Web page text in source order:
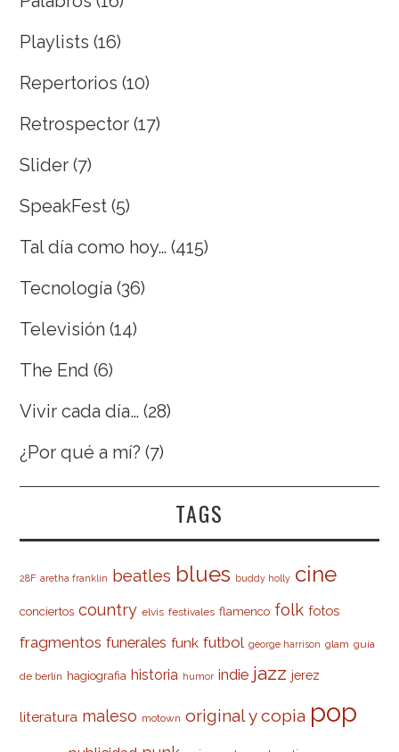
Playlists (16)
Repertorios (10)
Retrospector (17)
Slider (7)
SpeakFest (5)
Tal día como hoy… (415)
Tecnología (36)
Televisión (14)
The End (6)
Vivir cada día… (28)
¿Por qué a mí? (7)
TAGS
28F aretha franklin beatles blues buddy holly cine
conciertos country elvis festivales flamenco folk fotos
fragmentos funerales funk futbol george harrison glam guía
de berlín hagiografia historia humor indie jazz jerez
literatura maleso motown original y copia pop